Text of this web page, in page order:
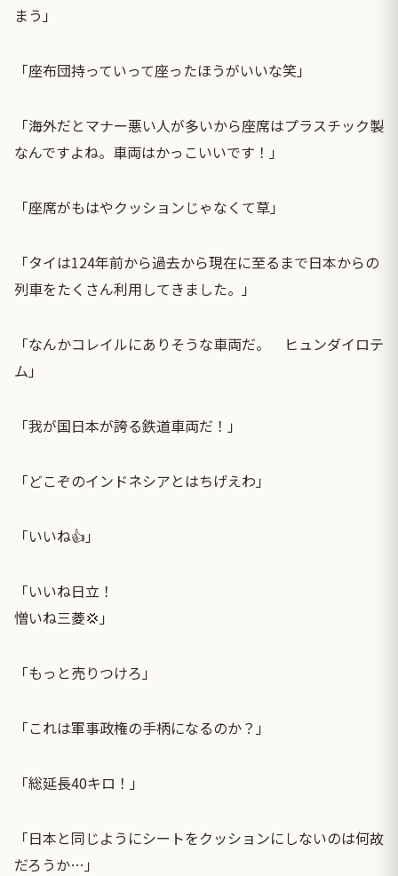
まう」
「座布団持っていって座ったほうがいいな笑」
「海外だとマナー悪い人が多いから座席はプラスチック製
なんですよね。車両はかっこいいです！」
「座席がもはやクッションじゃなくて草」
「タイは124年前から過去から現在に至るまで日本からの
列車をたくさん利用してきました。」
「なんかコレイルにありそうな車両だ。 ヒュンダイロテ
ム」
「我が国日本が誇る鉄道車両だ！」
「どこぞのインドネシアとはちげえわ」
「いいね👍」
「いいね日立！
憎いね三菱💢」
「もっと売りつけろ」
「これは軍事政権の手柄になるのか？」
「総延長40キロ！」
「日本と同じようにシートをクッションにしないのは何故
だろうか…」